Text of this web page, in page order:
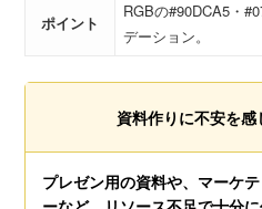
ポイント
RGBの#90DCA5・
デーション。
資料作りに不安を
プレゼン用の資料や、マーケ